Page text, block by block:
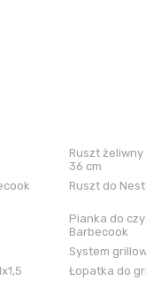
Ruszt
36 cm
Ruszt do
Pianka do
Barbecook
System
Łopatka do